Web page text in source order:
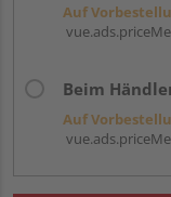
Auf
Beim
Auf